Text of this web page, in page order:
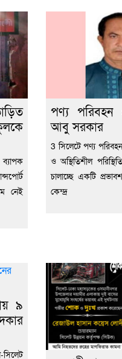
নেই
পণ্য পরিবহন
আবু সরকার
3 সিলেটে পণ্য
ও অস্থিতিশীল
চালাচ্ছে একটি
কেন্দ্র
৯